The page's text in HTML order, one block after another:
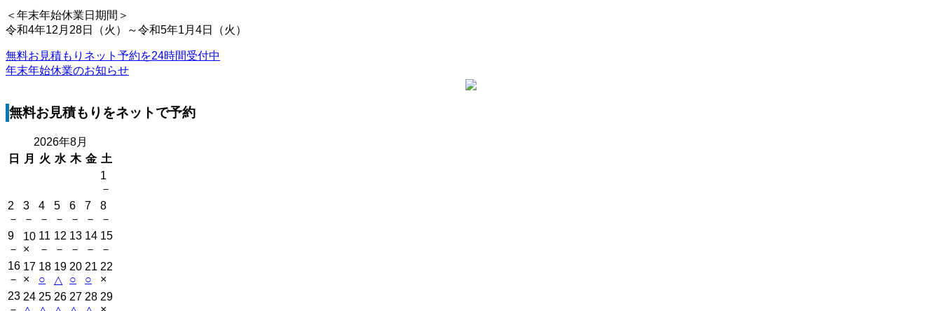
＜年末年始休業日期間＞
令和4年12月28日（火）～令和5年1月4日（火）
無料お見積もりネット予約を24時間受付中
年末年始休業のお知らせ
無料お見積もりをネットで予約
2026年8月
日
月 火 水 木 金 土
1
－
2
－
3
－
4
－
5
－
6
－
7
－
8
－
9
－
10
×
11
－
12
－
13
－
14
－
15
－
16
－
17
×
18
○
19
△
20
○
21
○
22
×
23 24 25 26 27 28 29